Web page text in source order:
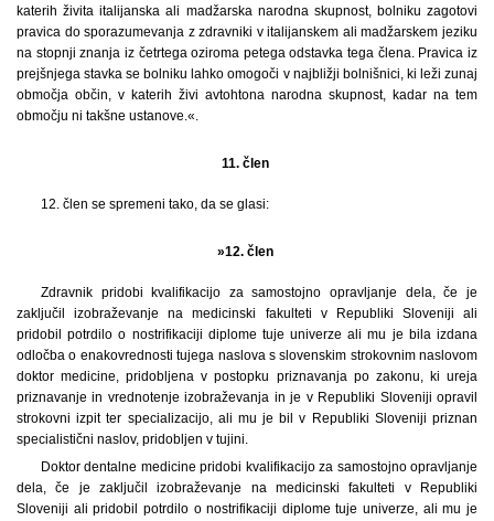
katerih živita italijanska ali madžarska narodna skupnost, bolniku zagotovi
pravica do sporazumevanja z zdravniki v italijanskem ali madžarskem jeziku
na stopnji znanja iz četrtega oziroma petega odstavka tega člena. Pravica iz
prejšnjega stavka se bolniku lahko omogoči v najbližji bolnišnici, ki leži zunaj
območja občin, v katerih živi avtohtona narodna skupnost, kadar na tem
območju ni takšne ustanove.«.
11. člen
12. člen se spremeni tako, da se glasi:
»12. člen
Zdravnik pridobi kvalifikacijo za samostojno opravljanje dela, če je
zaključil izobraževanje na medicinski fakulteti v Republiki Sloveniji ali
pridobil potrdilo o nostrifikaciji diplome tuje univerze ali mu je bila izdana
odločba o enakovrednosti tujega naslova s slovenskim strokovnim naslovom
doktor medicine, pridobljena v postopku priznavanja po zakonu, ki ureja
priznavanje in vrednotenje izobraževanja in je v Republiki Sloveniji opravil
strokovni izpit ter specializacijo, ali mu je bil v Republiki Sloveniji priznan
specialistični naslov, pridobljen v tujini.
Doktor dentalne medicine pridobi kvalifikacijo za samostojno opravljanje
dela, če je zaključil izobraževanje na medicinski fakulteti v Republiki
Sloveniji ali pridobil potrdilo o nostrifikaciji diplome tuje univerze, ali mu je